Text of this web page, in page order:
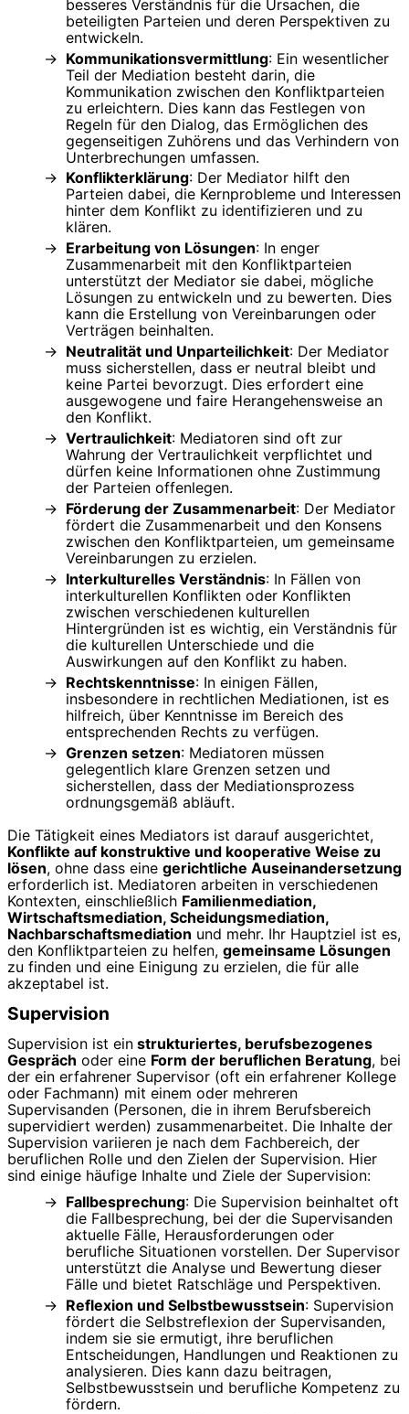
besseres Verständnis für die Ursachen, die
beteiligten Parteien und deren Perspektiven zu
entwickeln.
Kommunikationsvermittlung: Ein wesentlicher
Teil der Mediation besteht darin, die
Kommunikation zwischen den Konfliktparteien
zu erleichtern. Dies kann das Festlegen von
Regeln für den Dialog, das Ermöglichen des
gegenseitigen Zuhörens und das Verhindern von
Unterbrechungen umfassen.
Konflikterklärung: Der Mediator hilft den
Parteien dabei, die Kernprobleme und Interessen
hinter dem Konflikt zu identifizieren und zu
klären.
Erarbeitung von Lösungen: In enger
Zusammenarbeit mit den Konfliktparteien
unterstützt der Mediator sie dabei, mögliche
Lösungen zu entwickeln und zu bewerten. Dies
kann die Erstellung von Vereinbarungen oder
Verträgen beinhalten.
Neutralität und Unparteilichkeit: Der Mediator
muss sicherstellen, dass er neutral bleibt und
keine Partei bevorzugt. Dies erfordert eine
ausgewogene und faire Herangehensweise an
den Konflikt.
Vertraulichkeit: Mediatoren sind oft zur
Wahrung der Vertraulichkeit verpflichtet und
dürfen keine Informationen ohne Zustimmung
der Parteien offenlegen.
Förderung der Zusammenarbeit: Der Mediator
fördert die Zusammenarbeit und den Konsens
zwischen den Konfliktparteien, um gemeinsame
Vereinbarungen zu erzielen.
Interkulturelles Verständnis: In Fällen von
interkulturellen Konflikten oder Konflikten
zwischen verschiedenen kulturellen
Hintergründen ist es wichtig, ein Verständnis für
die kulturellen Unterschiede und die
Auswirkungen auf den Konflikt zu haben.
Rechtskenntnisse: In einigen Fällen,
insbesondere in rechtlichen Mediationen, ist es
hilfreich, über Kenntnisse im Bereich des
entsprechenden Rechts zu verfügen.
Grenzen setzen: Mediatoren müssen
gelegentlich klare Grenzen setzen und
sicherstellen, dass der Mediationsprozess
ordnungsgemäß abläuft.
Die Tätigkeit eines Mediators ist darauf ausgerichtet,
Konflikte auf konstruktive und kooperative Weise zu
lösen, ohne dass eine gerichtliche Auseinandersetzung
erforderlich ist. Mediatoren arbeiten in verschiedenen
Kontexten, einschließlich Familienmediation,
Wirtschaftsmediation, Scheidungsmediation,
Nachbarschaftsmediation und mehr. Ihr Hauptziel ist es,
den Konfliktparteien zu helfen, gemeinsame Lösungen
zu finden und eine Einigung zu erzielen, die für alle
akzeptabel ist.
Supervision
Supervision ist ein strukturiertes, berufsbezogenes
Gespräch oder eine Form der beruflichen Beratung, bei
der ein erfahrener Supervisor (oft ein erfahrener Kollege
oder Fachmann) mit einem oder mehreren
Supervisanden (Personen, die in ihrem Berufsbereich
supervidiert werden) zusammenarbeitet. Die Inhalte der
Supervision variieren je nach dem Fachbereich, der
beruflichen Rolle und den Zielen der Supervision. Hier
sind einige häufige Inhalte und Ziele der Supervision:
Fallbesprechung: Die Supervision beinhaltet oft
die Fallbesprechung, bei der die Supervisanden
aktuelle Fälle, Herausforderungen oder
berufliche Situationen vorstellen. Der Supervisor
unterstützt die Analyse und Bewertung dieser
Fälle und bietet Ratschläge und Perspektiven.
Reflexion und Selbstbewusstsein: Supervision
fördert die Selbstreflexion der Supervisanden,
indem sie sie ermutigt, ihre beruflichen
Entscheidungen, Handlungen und Reaktionen zu
analysieren. Dies kann dazu beitragen,
Selbstbewusstsein und berufliche Kompetenz zu
fördern.